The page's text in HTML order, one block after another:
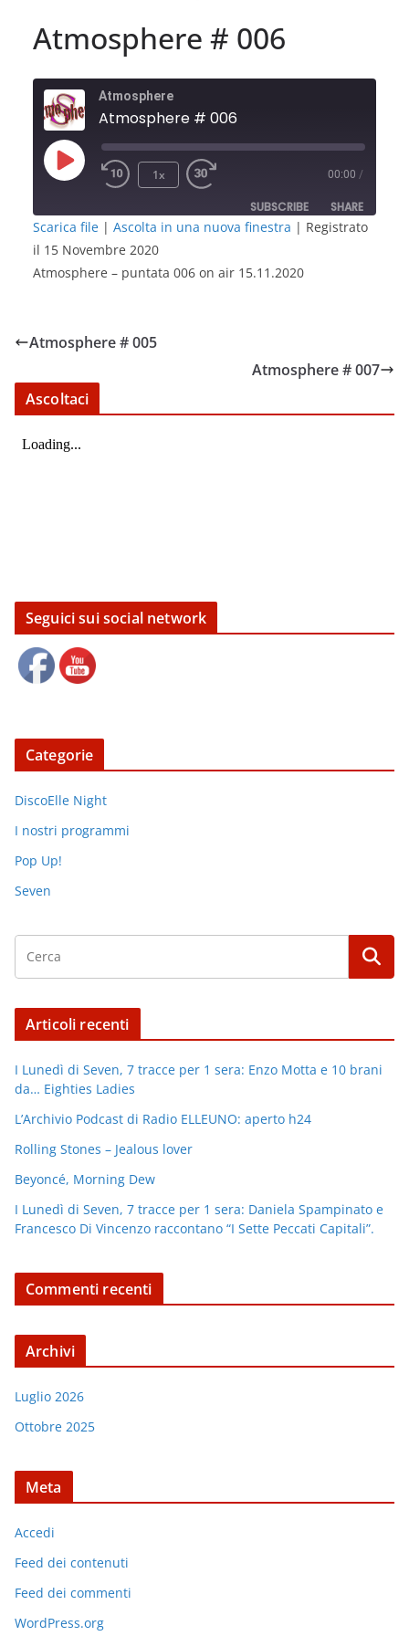
Atmosphere # 006
Atmosphere
Atmosphere # 006
Play
1x 00:00 /
SUBSCRIBE SHARE
RSS FEED
SHARE
EMBED
Scarica file | Ascolta in una nuova finestra | Registrato
il 15 Novembre 2020
Atmosphere – puntata 006 on air 15.11.2020
Atmosphere # 005
Atmosphere # 007
Ascoltaci
Seguici sui social network
Categorie
DiscoElle Night
I nostri programmi
Pop Up!
Seven
Articoli recenti
I Lunedì di Seven, 7 tracce per 1 sera: Enzo Motta e 10 brani
da… Eighties Ladies
L’Archivio Podcast di Radio ELLEUNO: aperto h24
Rolling Stones – Jealous lover
Beyoncé, Morning Dew
I Lunedì di Seven, 7 tracce per 1 sera: Daniela Spampinato e
Francesco Di Vincenzo raccontano “I Sette Peccati Capitali”.
Commenti recenti
Archivi
Luglio 2026
Ottobre 2025
Meta
Accedi
Feed dei contenuti
Feed dei commenti
WordPress.org